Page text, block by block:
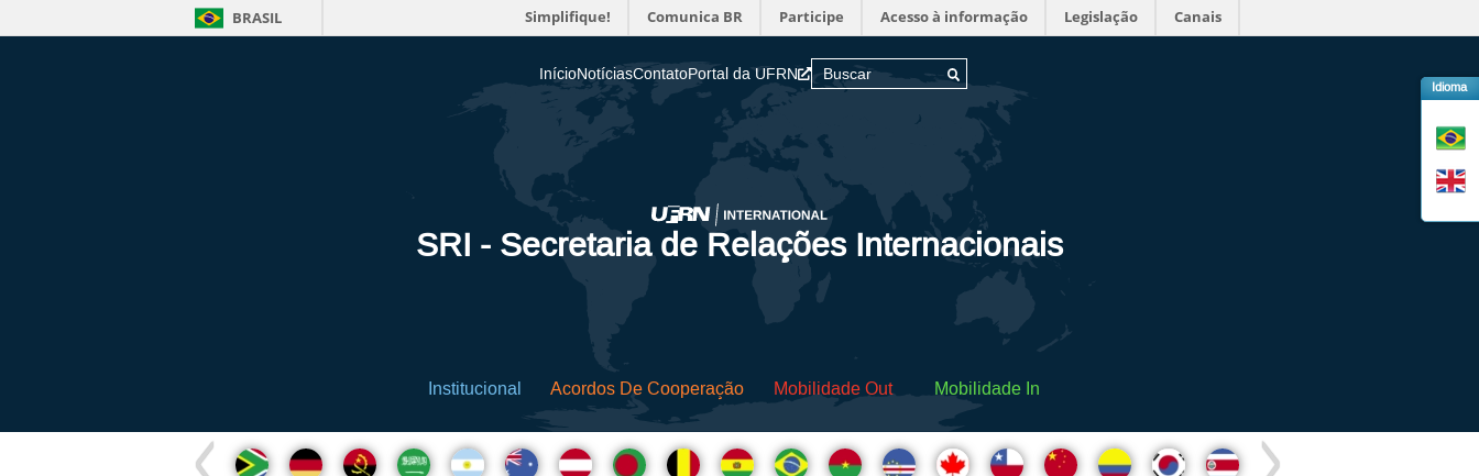
BRASIL Simplifique! Comunica BR Participe Acesso à informação Legislação Canais
Idioma
InícioNotíciasContatoPortal da UFRN
SRI - Secretaria de Relações Internacionais
Institucional Acordos De Cooperação Mobilidade Out Mobilidade In